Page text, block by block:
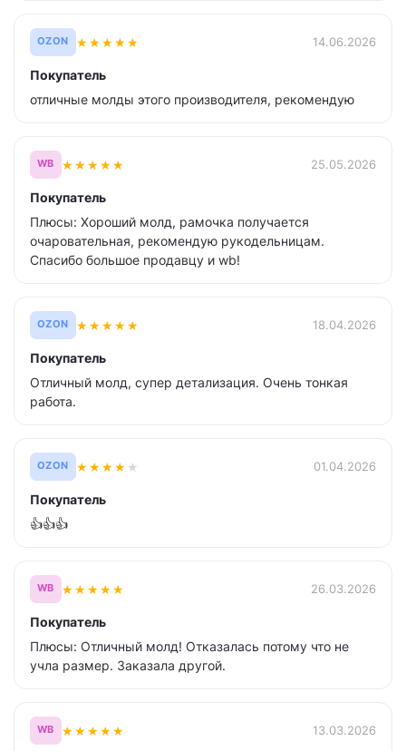
OZON ★★★★★ 14.06.2026
Покупатель
отличные молды этого производителя, рекомендую
WB ★★★★★ 25.05.2026
Покупатель
Плюсы: Хороший молд, рамочка получается
очаровательная, рекомендую рукодельницам.
Спасибо большое продавцу и wb!
OZON ★★★★★ 18.04.2026
Покупатель
Отличный молд, супер детализация. Очень тонкая
работа.
OZON ★★★★ ★ 01.04.2026
Покупатель
👍👍👍
WB ★★★★★ 26.03.2026
Покупатель
Плюсы: Отличный молд! Отказалась потому что не
учла размер. Заказала другой.
WB ★★★★★ 13.03.2026